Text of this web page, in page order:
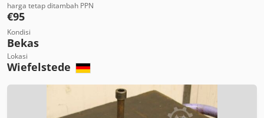
harga tetap ditambah PPN
€95
Kondisi
Bekas
Lokasi
Wiefelstede